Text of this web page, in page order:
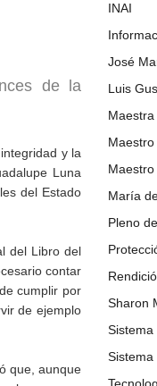
de la
y la
Luna
del Estado
del Libro del
contar
cumplir por
de ejemplo
que, aunque
INAI
José
Luis
María
Pleno
Sharon
Sistema
Sistema